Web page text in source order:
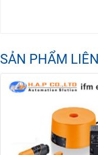
SẢN PHẨM